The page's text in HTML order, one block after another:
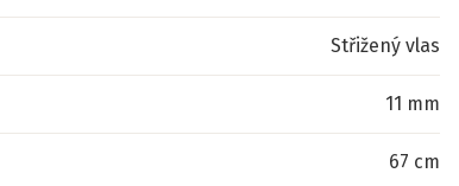
Střižený vlas
11 mm
67 cm